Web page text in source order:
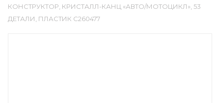
КОНСТРУКТОР, КРИСТАЛЛ-КАНЦ «АВТО/МОТОЦИКЛ», 53
ДЕТАЛИ, ПЛАСТИК C260477